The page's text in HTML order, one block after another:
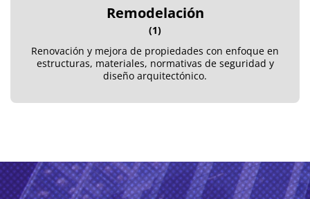
Remodelación
(1)
Renovación y mejora de propiedades con enfoque en
estructuras, materiales, normativas de seguridad y
diseño arquitectónico.